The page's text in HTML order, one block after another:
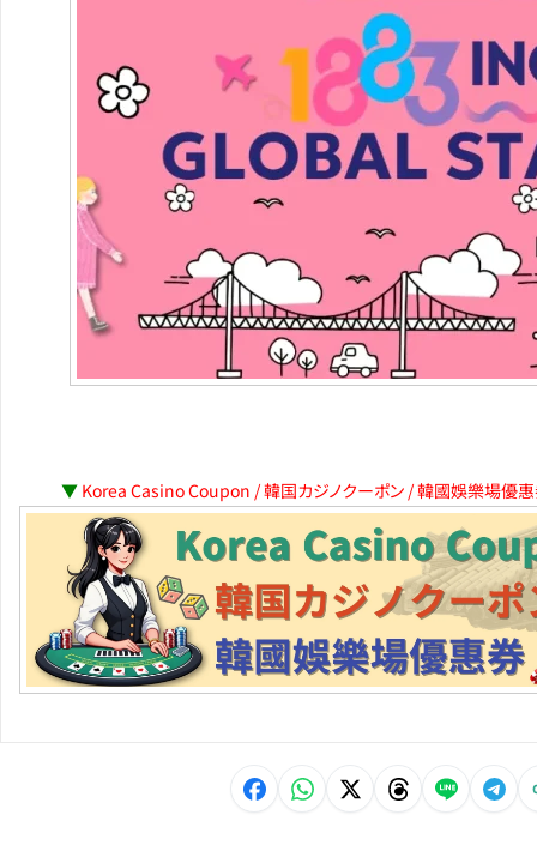
▼ Korea Casino Coupon / 韓国カジノクーポン / 韓國娛樂場優